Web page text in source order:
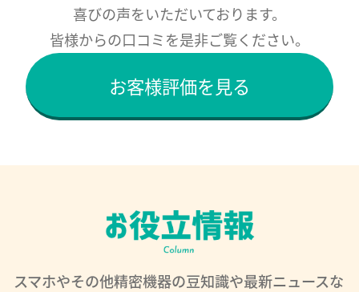
喜びの声をいただいております。
皆様からの口コミを是非ご覧ください。
お客様評価を見る
スマホやその他精密機器の豆知識や最新ニュースな